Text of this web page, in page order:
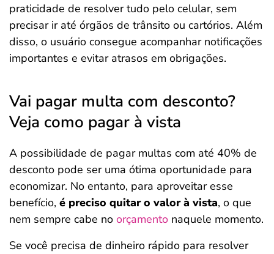
praticidade de resolver tudo pelo celular, sem
precisar ir até órgãos de trânsito ou cartórios. Além
disso, o usuário consegue acompanhar notificações
importantes e evitar atrasos em obrigações.
Vai pagar multa com desconto?
Veja como pagar à vista
A possibilidade de pagar multas com até 40% de
desconto pode ser uma ótima oportunidade para
economizar. No entanto, para aproveitar esse
benefício, é preciso quitar o valor à vista, o que
nem sempre cabe no orçamento naquele momento.
Se você precisa de dinheiro rápido para resolver